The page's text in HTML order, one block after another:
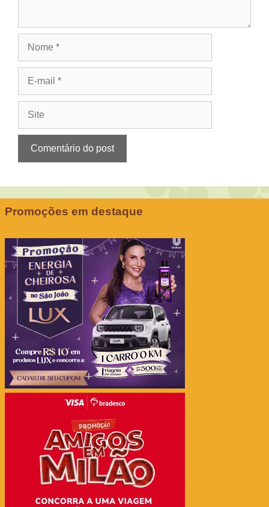
Promoções em destaque